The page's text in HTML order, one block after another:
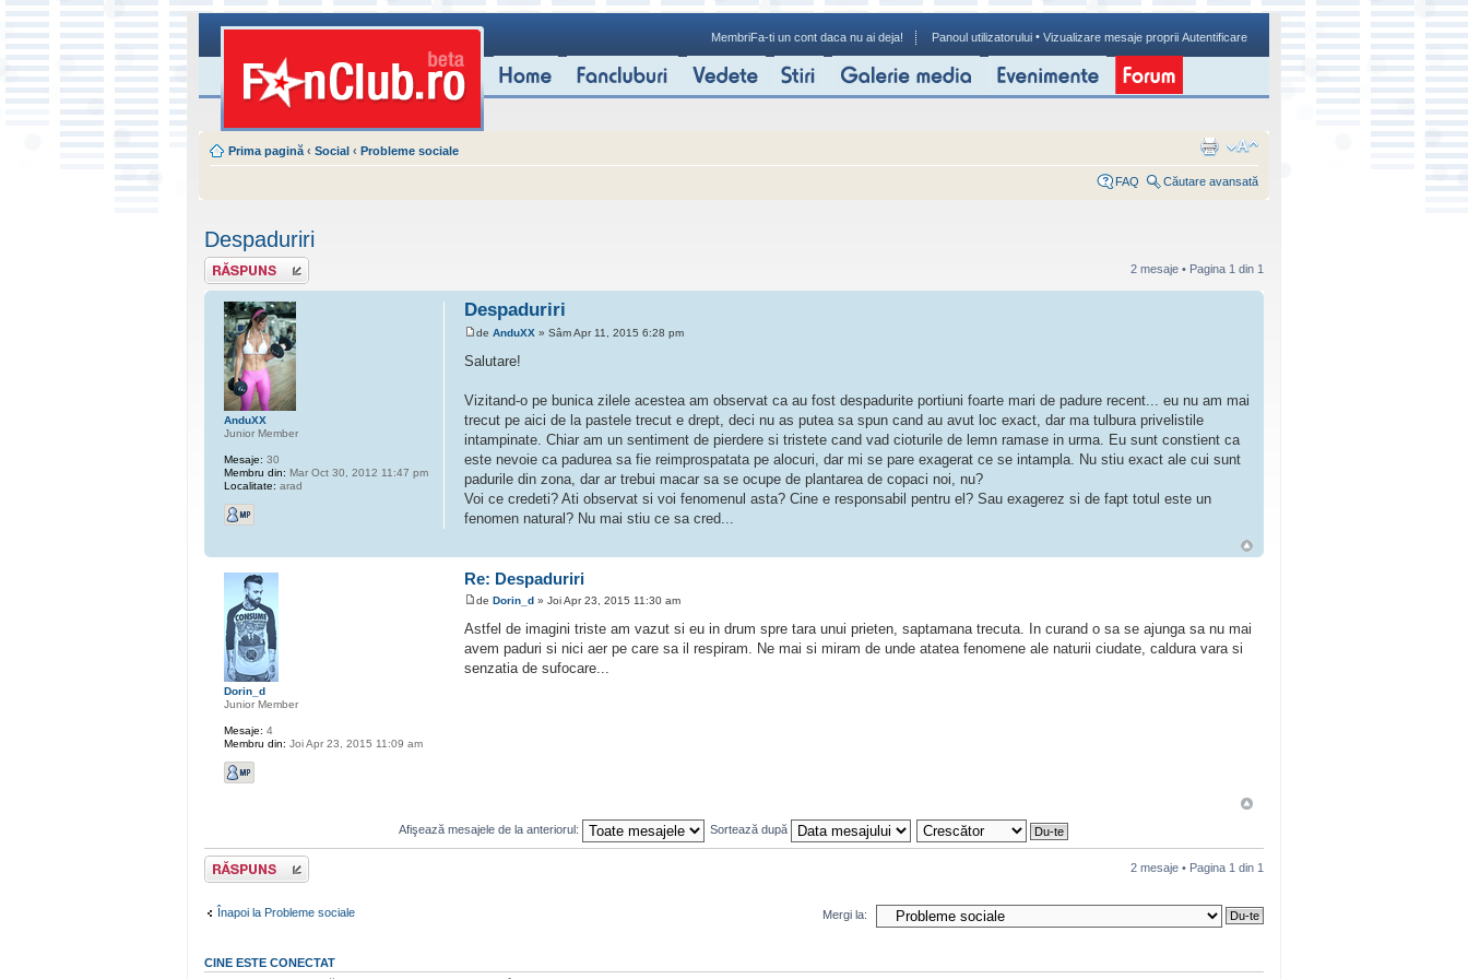
MembriFa-ti un cont daca nu ai deja! Panoul utilizatorului • Vizualizare mesaje proprii Autentificare
Prima pagină ‹ Social ‹ Probleme sociale
FAQ Căutare avansată
Despaduriri
Scrie un răspuns 2 mesaje • Pagina 1 din 1
Despaduriri
de AnduXX » Sâm Apr 11, 2015 6:28 pm
Salutare!
Vizitand-o pe bunica zilele acestea am observat ca au fost despadurite portiuni foarte mari de padure recent... eu nu am mai
trecut pe aici de la pastele trecut e drept, deci nu as putea sa spun cand au avut loc exact, dar ma tulbura privelistile
intampinate. Chiar am un sentiment de pierdere si tristete cand vad cioturile de lemn ramase in urma. Eu sunt constient ca
este nevoie ca padurea sa fie reimprospatata pe alocuri, dar mi se pare exagerat ce se intampla. Nu stiu exact ale cui sunt
padurile din zona, dar ar trebui macar sa se ocupe de plantarea de copaci noi, nu?
Voi ce credeti? Ati observat si voi fenomenul asta? Cine e responsabil pentru el? Sau exagerez si de fapt totul este un
fenomen natural? Nu mai stiu ce sa cred...
AnduXX
Junior Member
Mesaje: 30
Membru din: Mar Oct 30, 2012 11:47 pm
Localitate: arad
Re: Despaduriri
de Dorin_d » Joi Apr 23, 2015 11:30 am
Astfel de imagini triste am vazut si eu in drum spre tara unui prieten, saptamana trecuta. In curand o sa se ajunga sa nu mai
avem paduri si nici aer pe care sa il respiram. Ne mai si miram de unde atatea fenomene ale naturii ciudate, caldura vara si
senzatia de sufocare...
Dorin_d
Junior Member
Mesaje: 4
Membru din: Joi Apr 23, 2015 11:09 am
Afişează mesajele de la anteriorul: Sortează după
Scrie un răspuns 2 mesaje • Pagina 1 din 1
Înapoi la Probleme sociale Mergi la:
CINE ESTE CONECTAT